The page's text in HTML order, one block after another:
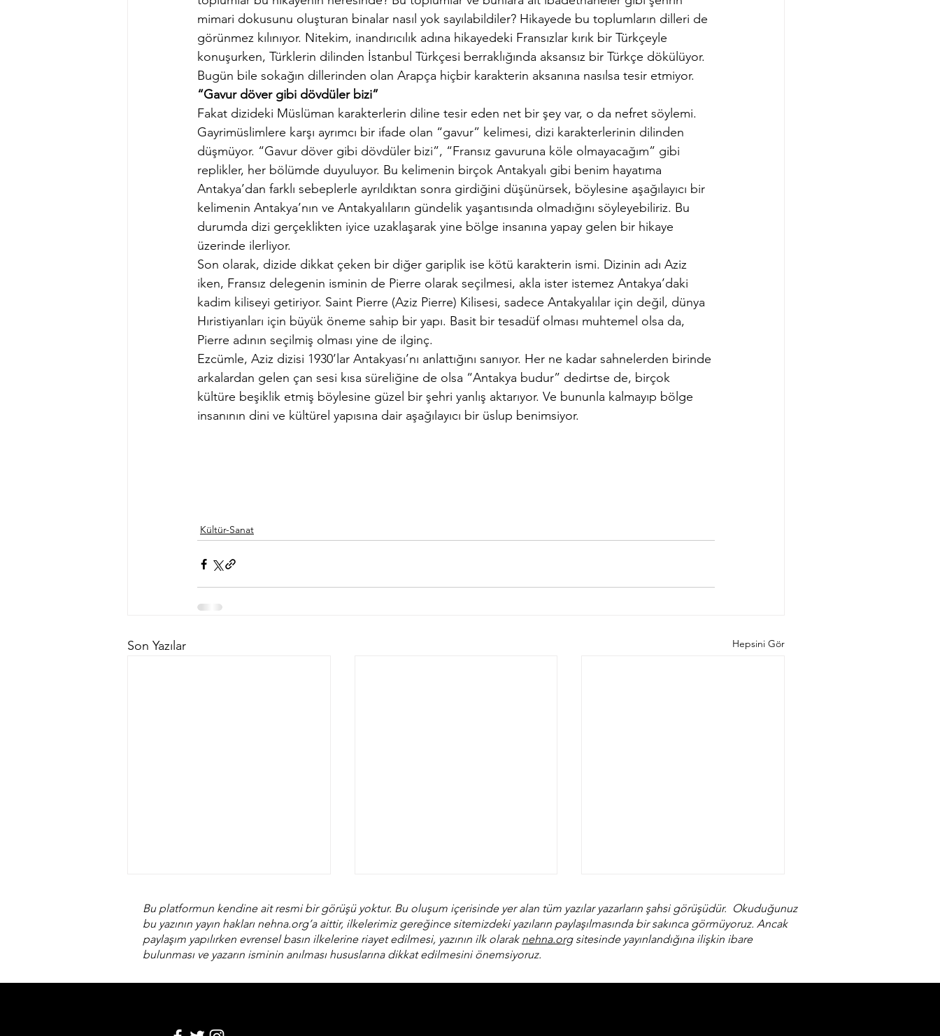
mimari dokusunu oluşturan binalar nasıl yok sayılabildiler? Hikayede bu toplumların dilleri de
görünmez kılınıyor. Nitekim, inandırıcılık adına hikayedeki Fransızlar kırık bir Türkçeyle
konuşurken, Türklerin dilinden İstanbul Türkçesi berraklığında aksansız bir Türkçe dökülüyor.
Bugün bile sokağın dillerinden olan Arapça hiçbir karakterin aksanına nasılsa tesir etmiyor.
“Gavur döver gibi dövdüler bizi”
Fakat dizideki Müslüman karakterlerin diline tesir eden net bir şey var, o da nefret söylemi.
Gayrimüslimlere karşı ayrımcı bir ifade olan “gavur” kelimesi, dizi karakterlerinin dilinden
düşmüyor. “Gavur döver gibi dövdüler bizi”, “Fransız gavuruna köle olmayacağım” gibi
replikler, her bölümde duyuluyor. Bu kelimenin birçok Antakyalı gibi benim hayatıma
Antakya’dan farklı sebeplerle ayrıldıktan sonra girdiğini düşünürsek, böylesine aşağılayıcı bir
kelimenin Antakya’nın ve Antakyalıların gündelik yaşantısında olmadığını söyleyebiliriz. Bu
durumda dizi gerçeklikten iyice uzaklaşarak yine bölge insanına yapay gelen bir hikaye
üzerinde ilerliyor.
Son olarak, dizide dikkat çeken bir diğer gariplik ise kötü karakterin ismi. Dizinin adı Aziz
iken, Fransız delegenin isminin de Pierre olarak seçilmesi, akla ister istemez Antakya’daki
kadim kiliseyi getiriyor. Saint Pierre (Aziz Pierre) Kilisesi, sadece Antakyalılar için değil, dünya
Hıristiyanları için büyük öneme sahip bir yapı. Basit bir tesadüf olması muhtemel olsa da,
Pierre adının seçilmiş olması yine de ilginç.
Ezcümle, Aziz dizisi 1930’lar Antakyası’nı anlattığını sanıyor. Her ne kadar sahnelerden birinde
arkalardan gelen çan sesi kısa süreliğine de olsa “Antakya budur” dedirtse de, birçok
kültüre beşiklik etmiş böylesine güzel bir şehri yanlış aktarıyor. Ve bununla kalmayıp bölge
insanının dini ve kültürel yapısına dair aşağılayıcı bir üslup benimsiyor.
Kültür-Sanat
Son Yazılar Hepsini Gör
sofrasına: Keşşir dolması
Bu platformun kendine ait resmi bir görüşü yoktur. Bu oluşum içerisinde yer alan tüm yazılar yazarların şahsi görüşüdür. Okuduğunuz
bu yazının yayın hakları nehna.org’a aittir, ilkelerimiz gereğince sitemizdeki yazıların paylaşılmasında bir sakınca görmüyoruz. Ancak
paylaşım yapılırken evrensel basın ilkelerine riayet edilmesi, yazının ilk olarak nehna.orgsitesinde yayınlandığına ilişkin ibare
bulunması ve yazarın isminin anılması hususlarına dikkat edilmesini önemsiyoruz.